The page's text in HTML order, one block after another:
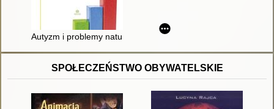
Autyzm i problemy natury sensorycznej
SPOŁECZEŃSTWO OBYWATELSKIE